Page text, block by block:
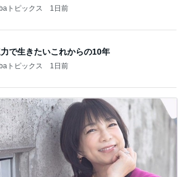
トピックス 1日前
で生きたいこれからの10年
トピックス 1日前